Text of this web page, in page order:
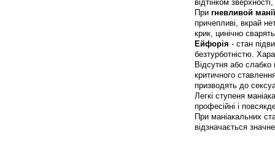
відтінком
При гневливой манії
причепливі, вкрай
крик, цинічно
Ейфорія - стан
безтурботністю.
Відсутня або
критичного
призводять до
Легкі ступеня
професійні і
При маніакальних
відзначається